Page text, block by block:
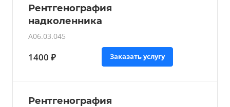
Рентгенография
надколенника
A06.03.045
1400 ₽ Заказать услугу
Рентгенография